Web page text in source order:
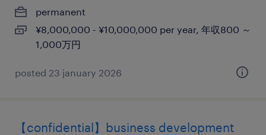
permanent
¥8,000,000 - ¥10,000,000 per year, 年収800 ～
1,000万円
posted 23 january 2026
【confidential】business development